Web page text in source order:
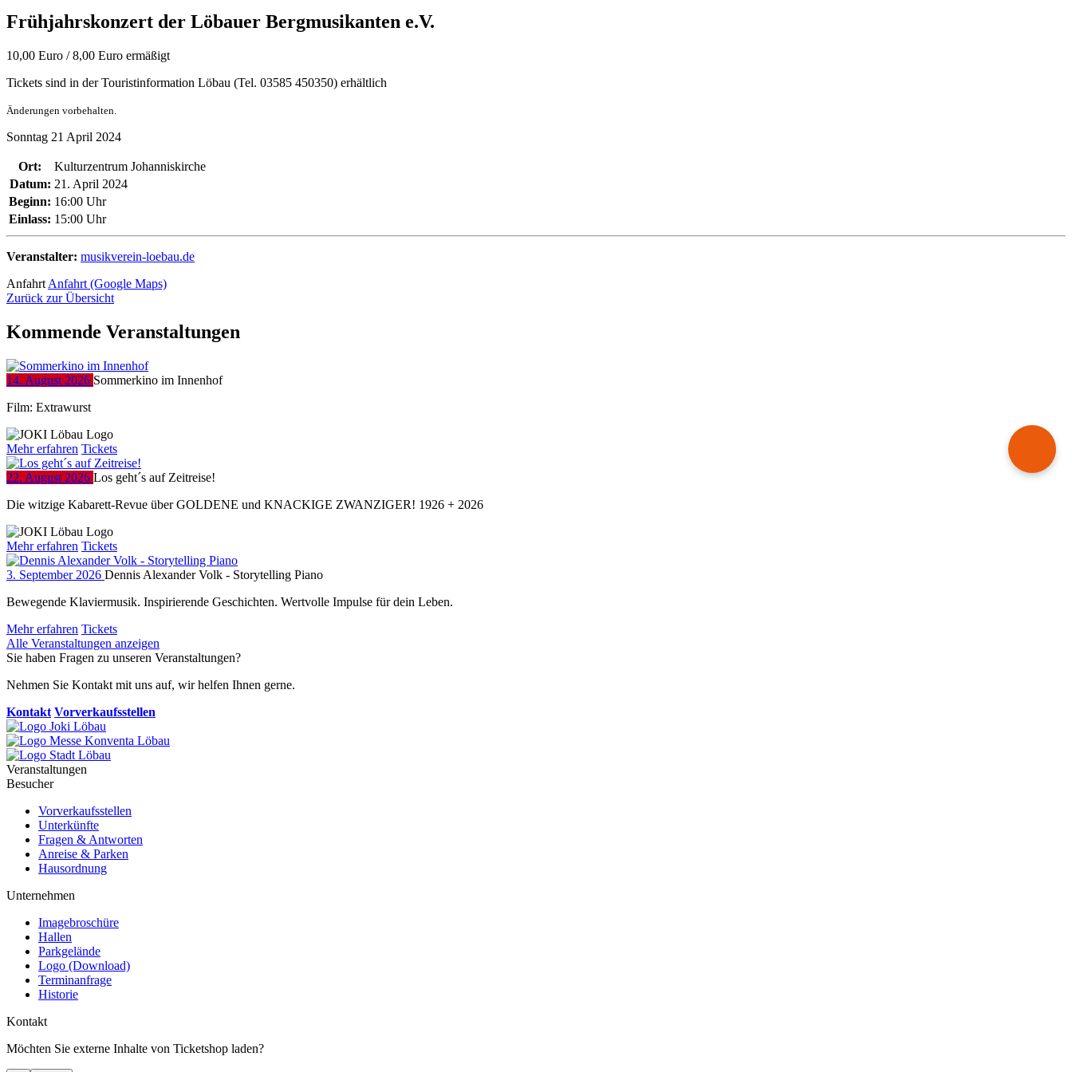
Frühjahrskonzert der Löbauer Bergmusikanten e.V.
10,00 Euro / 8,00 Euro ermäßigt
Tickets sind in der Touristinformation Löbau (Tel. 03585 450350) erhältlich
Änderungen vorbehalten.
Sonntag 21 April 2024
Ort:
Kulturzentrum Johanniskirche
Datum: 21. April 2024
Beginn: 16:00 Uhr
Einlass: 15:00 Uhr
Veranstalter: musikverein-loebau.de
Anfahrt Anfahrt (Google Maps)
Zurück zur Übersicht
Kommende Veranstaltungen
14. August 2026 Sommerkino im Innenhof
Film: Extrawurst
Mehr erfahren Tickets
22. August 2026 Los geht´s auf Zeitreise!
Die witzige Kabarett-Revue über GOLDENE und KNACKIGE ZWANZIGER! 1926 + 2026
Mehr erfahren Tickets
3. September 2026 Dennis Alexander Volk - Storytelling Piano
Bewegende Klaviermusik. Inspirierende Geschichten. Wertvolle Impulse für dein Leben.
Mehr erfahren Tickets
Alle Veranstaltungen anzeigen
Sie haben Fragen zu unseren Veranstaltungen?
Nehmen Sie Kontakt mit uns auf, wir helfen Ihnen gerne.
Kontakt Vorverkaufsstellen
Veranstaltungen
Besucher
Vorverkaufsstellen
Unterkünfte
Fragen & Antworten
Anreise & Parken
Hausordnung
Unternehmen
Imagebroschüre
Hallen
Parkgelände
Logo (Download)
Terminanfrage
Historie
Kontakt
Möchten Sie externe Inhalte von Ticketshop laden?